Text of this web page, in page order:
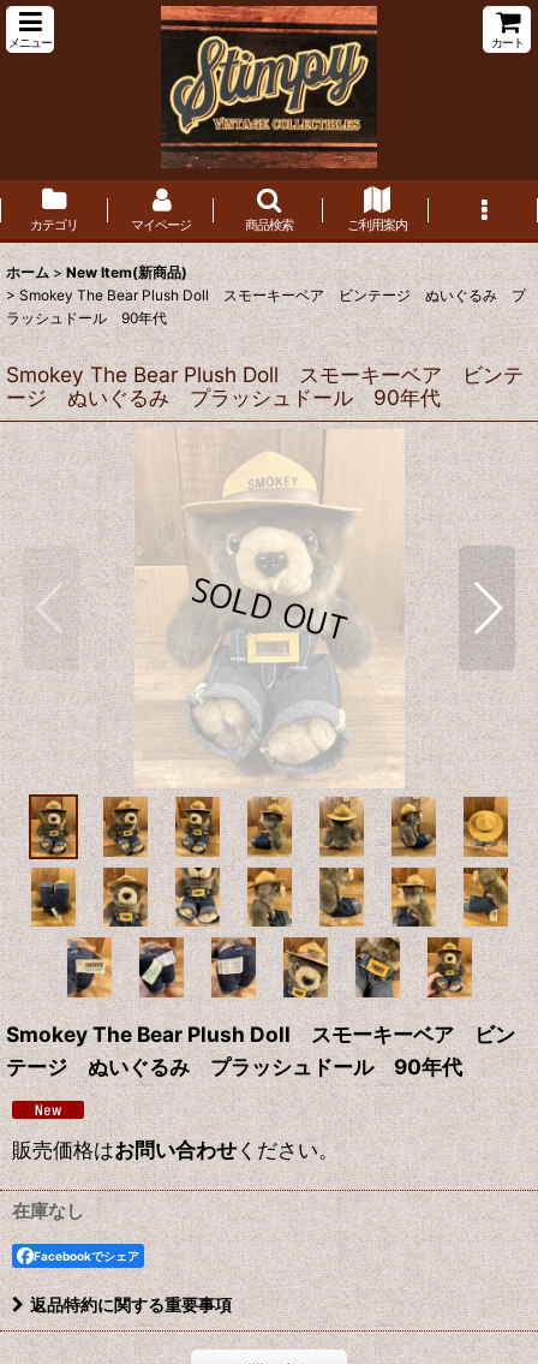
メニュー カート
カテゴリ マイページ 商品検索 ご利用案内
ホーム > New Item(新商品)
> Smokey The Bear Plush Doll スモーキーベア ビンテージ ぬいぐるみ プ
ラッシュドール 90年代
Smokey The Bear Plush Doll スモーキーベア ビンテ
ージ ぬいぐるみ プラッシュドール 90年代
Smokey The Bear Plush Doll スモーキーベア ビン
テージ ぬいぐるみ プラッシュドール 90年代
販売価格はお問い合わせください。
在庫なし
Facebookでシェア
返品特約に関する重要事項